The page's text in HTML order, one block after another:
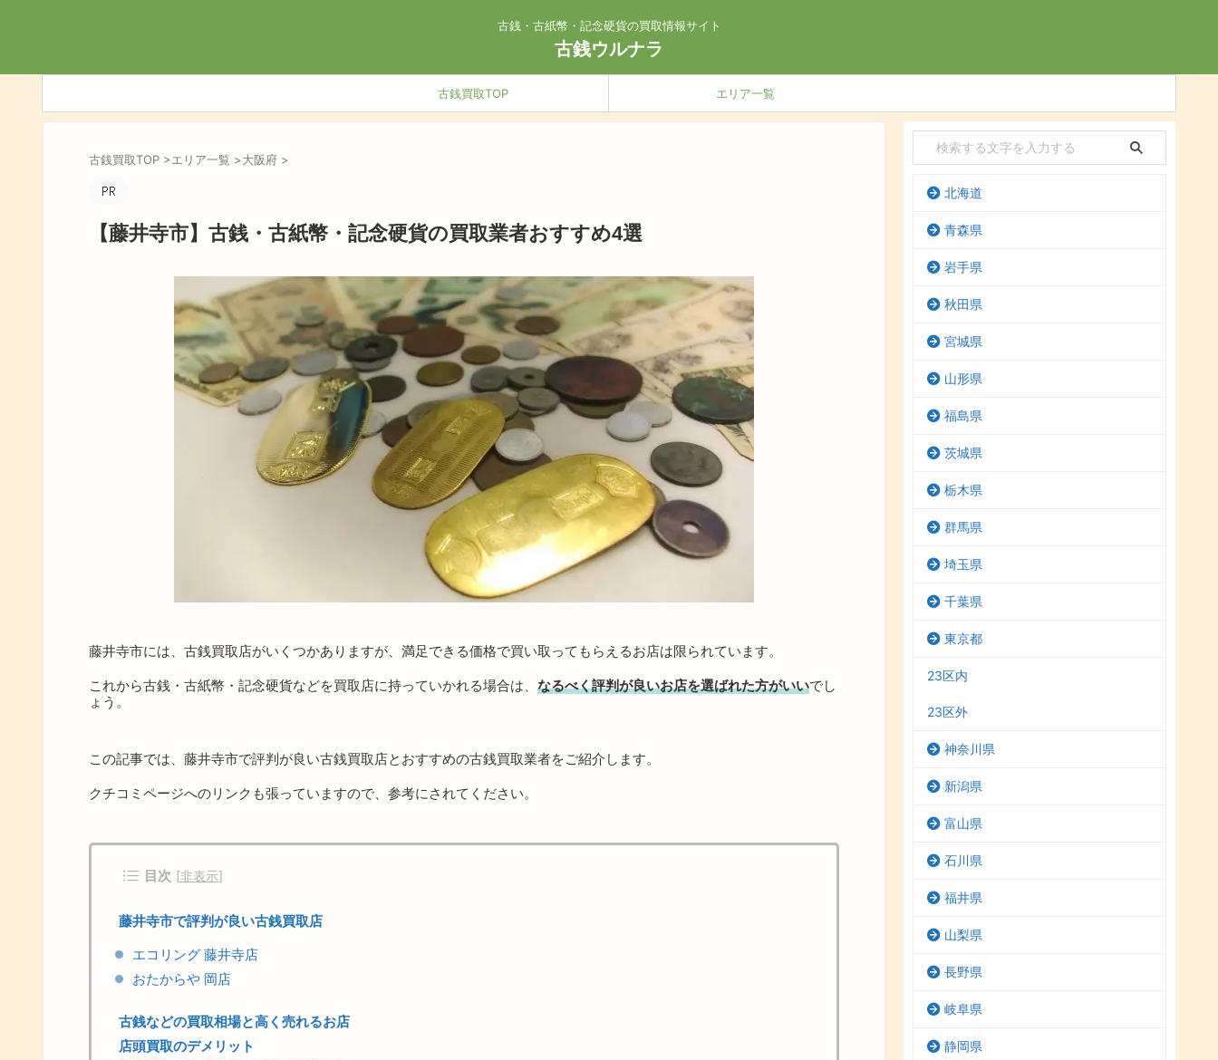
古銭・古紙幣・記念硬貨の買取情報サイト
古銭ウルナラ
古銭買取TOP エリア一覧
古銭買取TOP >エリア一覧 >大阪府 >
【藤井寺市】古銭・古紙幣・記念硬貨の買取業者おすすめ4選
藤井寺市には、古銭買取店がいくつかありますが、満足できる価格で買い取ってもらえるお店は限られています。
これから古銭・古紙幣・記念硬貨などを買取店に持っていかれる場合は、 なるべく評判が良いお店を選ばれた方がいいでし
ょう。
この記事では、藤井寺市で評判が良い古銭買取店とおすすめの古銭買取業者をご紹介します。
クチコミページへのリンクも張っていますので、参考にされてください。
目次 [非表示]
藤井寺市で評判が良い古銭買取店
エコリング 藤井寺店
おたからや 岡店
古銭などの買取相場と高く売れるお店
店頭買取のデメリット
北海道
青森県
岩手県
秋田県
宮城県
山形県
福島県
茨城県
栃木県
群馬県
埼玉県
千葉県
東京都
23区内
23区外
神奈川県
新潟県
富山県
石川県
福井県
山梨県
長野県
岐阜県
静岡県